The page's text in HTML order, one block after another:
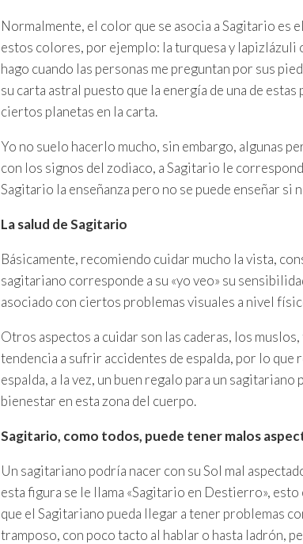
Normalmente, el color que se asocia a Sagitario es
estos colores, por ejemplo: la turquesa y lapizlázuli
hago cuando las personas me preguntan por sus
su carta astral puesto que la energía de una de
ciertos planetas en la carta.
Yo no suelo hacerlo mucho, sin embargo, algunas
con los signos del zodiaco, a Sagitario le
Sagitario la enseñanza pero no se puede enseñar
La salud de Sagitario
Básicamente, recomiendo cuidar mucho la vista,
sagitariano corresponde a su «yo veo» su
asociado con ciertos problemas visuales a nivel
Otros aspectos a cuidar son las caderas, los
tendencia a sufrir accidentes de espalda, por lo que
espalda, a la vez, un buen regalo para un
bienestar en esta zona del cuerpo.
Sagitario, como todos, puede tener malos
Un sagitariano podría nacer con su Sol mal
esta figura se le llama «Sagitario en Destierro»,
que el Sagitariano pueda llegar a tener problemas
tramposo, con poco tacto al hablar o hasta ladrón,